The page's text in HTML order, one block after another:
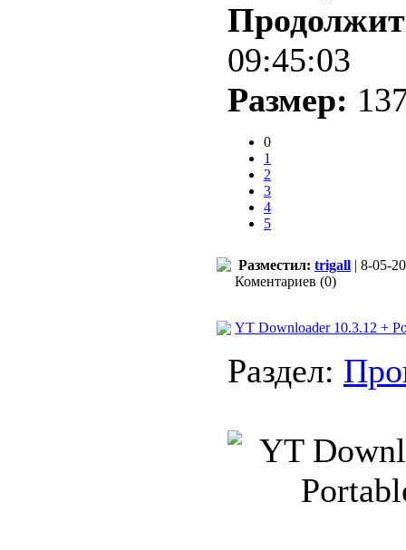
09:45:03
Размер:
0
1
2
3
4
5
Разместил: trigall | 8-05-
Коментариев (0)
YT Downloader 10.3.12 +
Раздел: